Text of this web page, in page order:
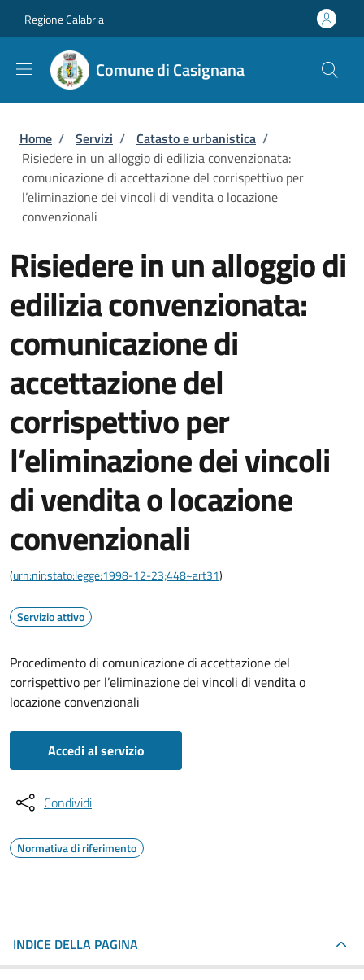
Regione Calabria
Comune di Casignana
Briciole di pane
Home / Servizi / Catasto e urbanistica /
Risiedere in un alloggio di edilizia convenzionata:
comunicazione di accettazione del corrispettivo per
l’eliminazione dei vincoli di vendita o locazione
convenzionali
Risiedere in un alloggio di
edilizia convenzionata:
comunicazione di
accettazione del
corrispettivo per
l’eliminazione dei vincoli
di vendita o locazione
convenzionali
(urn:nir:stato:legge:1998-12-23;448~art31)
Servizio attivo
Procedimento di comunicazione di accettazione del
corrispettivo per l’eliminazione dei vincoli di vendita o
locazione convenzionali
Accedi al servizio
Condividi
Normativa di riferimento
INDICE DELLA PAGINA